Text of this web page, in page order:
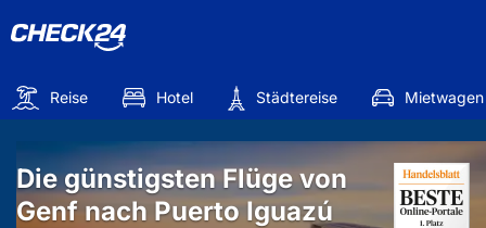
Reise Hotel Städtereise Mietwagen
Die günstigsten Flüge von
Genf nach Puerto Iguazú